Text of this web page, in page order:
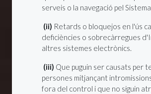
serveis o la navegació pel
(ii) Retards o bloquejos en l'ús
deficiències o sobrecàrregues
altres sistemes electrònics.
(iii) Que puguin ser causats per
persones mitjançant
fora del control i que no siguin